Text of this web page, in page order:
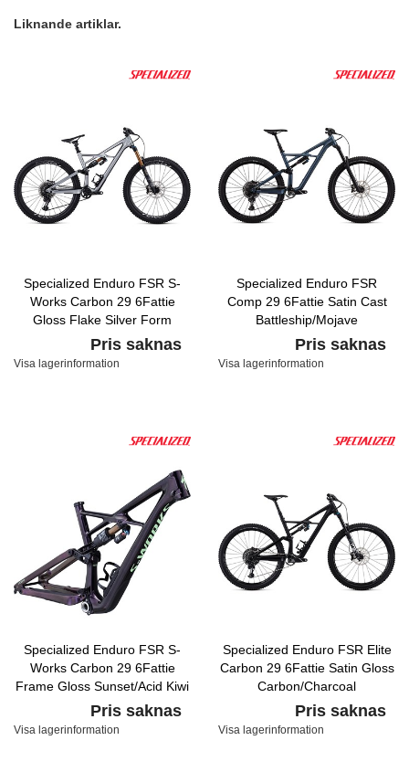
Liknande artiklar.
Specialized Enduro FSR S-
Works Carbon 29 6Fattie
Gloss Flake Silver Form
Fade/Tarmac Black
Pris saknas
Visa lagerinformation
Specialized Enduro FSR
Comp 29 6Fattie Satin Cast
Battleship/Mojave
Pris saknas
Visa lagerinformation
Specialized Enduro FSR S-
Works Carbon 29 6Fattie
Frame Gloss Sunset/Acid Kiwi
Pris saknas
Visa lagerinformation
Specialized Enduro FSR Elite
Carbon 29 6Fattie Satin Gloss
Carbon/Charcoal
Pris saknas
Visa lagerinformation